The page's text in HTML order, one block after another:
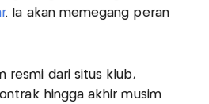
. Ia akan memegang peran
resmi dari situs klub,
hingga akhir musim